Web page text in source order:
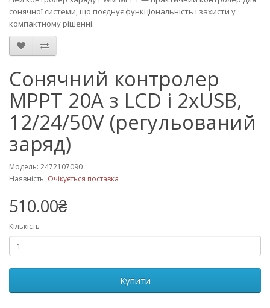
сонячної системи, що поєднує функціональність і захисти у
компактному рішенні.
Сонячний контролер
MPPT 20A з LCD і 2xUSB,
12/24/50V (регульований
заряд)
Модель: 2472107090
Наявність: Очікується поставка
510.00₴
Кількість
Купити